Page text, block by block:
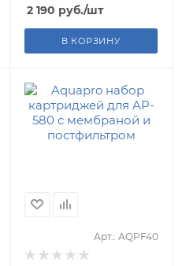
2 190 руб./шт
В КОРЗИНУ
Арт.: AQPF40